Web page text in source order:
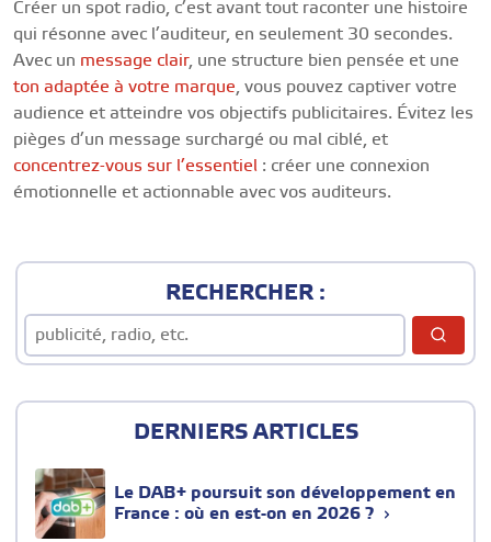
Créer un spot radio, c’est avant tout raconter une histoire
qui résonne avec l’auditeur, en seulement 30 secondes.
Avec un message clair, une structure bien pensée et une
ton adaptée à votre marque, vous pouvez captiver votre
audience et atteindre vos objectifs publicitaires. Évitez les
pièges d’un message surchargé ou mal ciblé, et
concentrez-vous sur l’essentiel : créer une connexion
émotionnelle et actionnable avec vos auditeurs.
RECHERCHER :
DERNIERS ARTICLES
Le DAB+ poursuit son développement en
France : où en est-on en 2026 ?